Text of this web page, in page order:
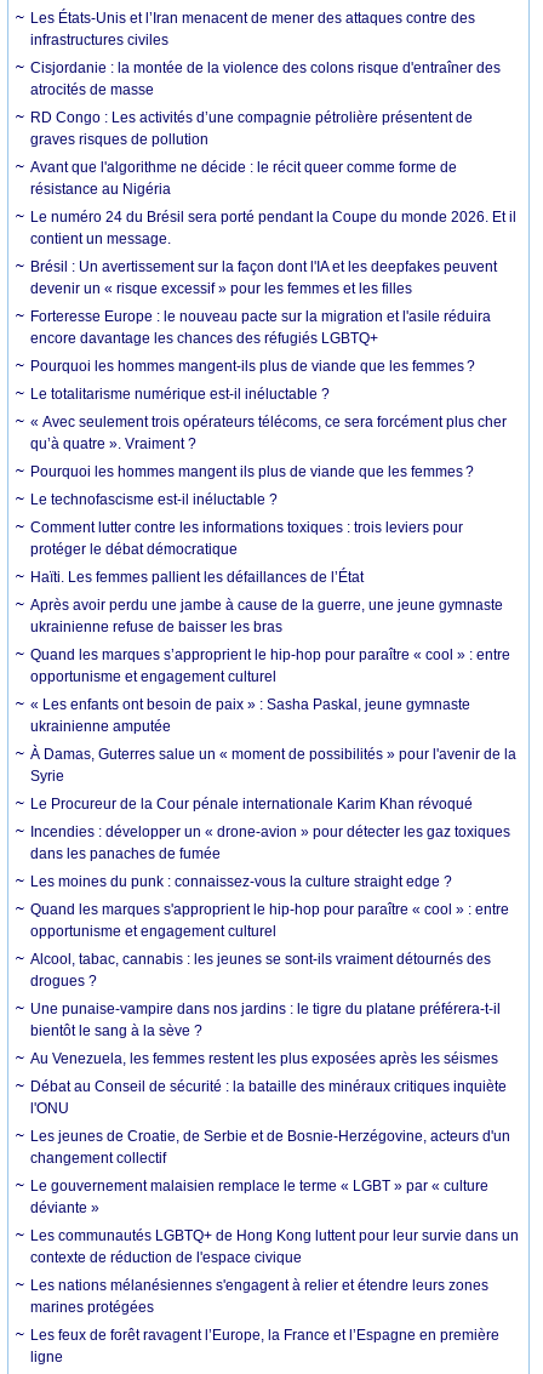
Les États-Unis et l’Iran menacent de mener des attaques contre des
infrastructures civiles
Cisjordanie : la montée de la violence des colons risque d'entraîner des
atrocités de masse
RD Congo : Les activités d’une compagnie pétrolière présentent de
graves risques de pollution
Avant que l'algorithme ne décide : le récit queer comme forme de
résistance au Nigéria
Le numéro 24 du Brésil sera porté pendant la Coupe du monde 2026. Et il
contient un message.
Brésil : Un avertissement sur la façon dont l'IA et les deepfakes peuvent
devenir un « risque excessif » pour les femmes et les filles
Forteresse Europe : le nouveau pacte sur la migration et l'asile réduira
encore davantage les chances des réfugiés LGBTQ+
Pourquoi les hommes mangent-ils plus de viande que les femmes ?
Le totalitarisme numérique est-il inéluctable ?
« Avec seulement trois opérateurs télécoms, ce sera forcément plus cher
qu’à quatre ». Vraiment ?
Pourquoi les hommes mangent ils plus de viande que les femmes ?
Le technofascisme est-il inéluctable ?
Comment lutter contre les informations toxiques : trois leviers pour
protéger le débat démocratique
Haïti. Les femmes pallient les défaillances de l’État
Après avoir perdu une jambe à cause de la guerre, une jeune gymnaste
ukrainienne refuse de baisser les bras
Quand les marques s’approprient le hip-hop pour paraître « cool » : entre
opportunisme et engagement culturel
« Les enfants ont besoin de paix » : Sasha Paskal, jeune gymnaste
ukrainienne amputée
À Damas, Guterres salue un « moment de possibilités » pour l'avenir de la
Syrie
Le Procureur de la Cour pénale internationale Karim Khan révoqué
Incendies : développer un « drone-avion » pour détecter les gaz toxiques
dans les panaches de fumée
Les moines du punk : connaissez-vous la culture straight edge ?
Quand les marques s'approprient le hip-hop pour paraître « cool » : entre
opportunisme et engagement culturel
Alcool, tabac, cannabis : les jeunes se sont-ils vraiment détournés des
drogues ?
Une punaise-vampire dans nos jardins : le tigre du platane préférera-t-il
bientôt le sang à la sève ?
Au Venezuela, les femmes restent les plus exposées après les séismes
Débat au Conseil de sécurité : la bataille des minéraux critiques inquiète
l'ONU
Les jeunes de Croatie, de Serbie et de Bosnie-Herzégovine, acteurs d'un
changement collectif
Le gouvernement malaisien remplace le terme « LGBT » par « culture
déviante »
Les communautés LGBTQ+ de Hong Kong luttent pour leur survie dans un
contexte de réduction de l'espace civique
Les nations mélanésiennes s'engagent à relier et étendre leurs zones
marines protégées
Les feux de forêt ravagent l’Europe, la France et l’Espagne en première
ligne